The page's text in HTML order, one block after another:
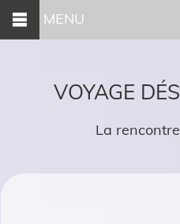
MENU
VOYAGE
La